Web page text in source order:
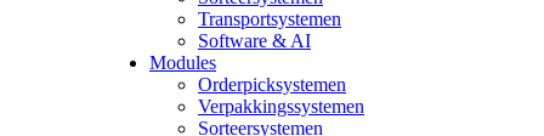
Transportsystemen
Software & AI
Modules
Orderpicksystemen
Verpakkingssystemen
Sorteersystemen